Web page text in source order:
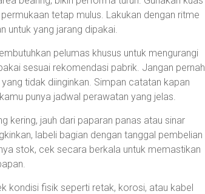
tetap mulus. Lakukan dengan ritme
untuk yang jarang dipakai.
pelumas khusus untuk mengurangi
sesuai rekomendasi pabrik. Jangan pernah
tidak diinginkan. Simpan catatan kapan
punya jadwal perawatan yang jelas.
kering, jauh dari paparan panas atau sinar
labeli bagian dengan tanggal pembelian
stok, cek secara berkala untuk memastikan
kondisi fisik seperti retak, korosi, atau kabel